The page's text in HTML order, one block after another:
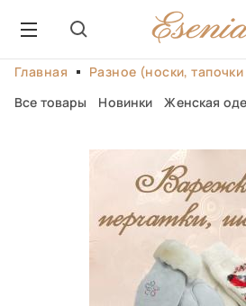
Главная
Разное (носки,
Все товары
Новинки Женская